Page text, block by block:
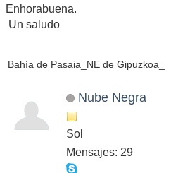
Enhorabuena.
Un saludo
Bahía de Pasaia_NE de Gipuzkoa_
Nube Negra
Sol
Mensajes: 29